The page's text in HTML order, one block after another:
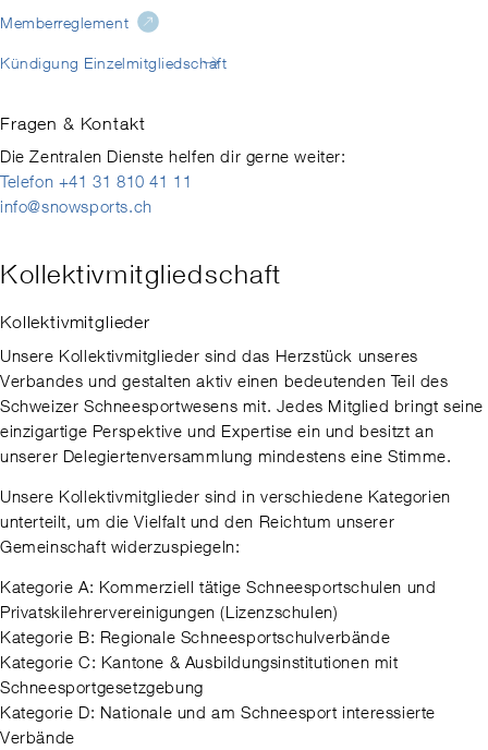
Memberreglement
Kündigung Einzelmitgliedschaft
Fragen & Kontakt
Die Zentralen Dienste helfen dir gerne weiter:
Telefon +41 31 810 41 11
info@snowsports.ch
Kollektivmitgliedschaft
Kollektivmitglieder
Unsere Kollektivmitglieder sind das Herzstück unseres
Verbandes und gestalten aktiv einen bedeutenden Teil des
Schweizer Schneesportwesens mit. Jedes Mitglied bringt seine
einzigartige Perspektive und Expertise ein und besitzt an
unserer Delegiertenversammlung mindestens eine Stimme.
Unsere Kollektivmitglieder sind in verschiedene Kategorien
unterteilt, um die Vielfalt und den Reichtum unserer
Gemeinschaft widerzuspiegeln:
Kategorie A: Kommerziell tätige Schneesportschulen und
Privatskilehrervereinigungen (Lizenzschulen)
Kategorie B: Regionale Schneesportschulverbände
Kategorie C: Kantone & Ausbildungsinstitutionen mit
Schneesportgesetzgebung
Kategorie D: Nationale und am Schneesport interessierte
Verbände